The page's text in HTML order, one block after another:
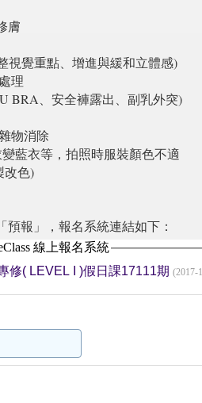
膚
視覺重點、增進與緩和立體感)
理
BRA、安全褲露出、副乳外突)
物消除
藍衣等，拍照時服裝顏色不適
改色)
預報」，報名系統連結如下：